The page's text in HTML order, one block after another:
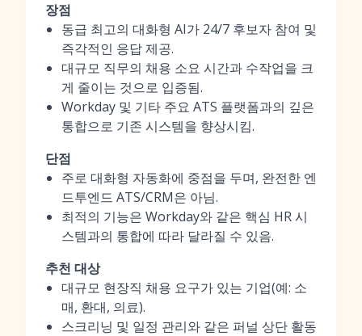
장점
동급 최고의 대화형 AI가 24/7 후보자 참여 및
즉각적인 응답 제공.
대규모 직무의 채용 소요 시간과 수작업을 크
게 줄이는 것으로 입증됨.
Workday 및 기타 주요 ATS 플랫폼과의 깊은
통합으로 기존 시스템을 향상시킴.
단점
주로 대화형 자동화에 중점을 두며, 완전한 엔
드투엔드 ATS/CRM은 아님.
최적의 기능은 Workday와 같은 핵심 HR 시
스템과의 통합에 따라 달라질 수 있음.
추천 대상
대규모 현장직 채용 요구가 있는 기업(예: 소
매, 환대, 의료).
스크리닝 및 일정 관리와 같은 퍼널 상단 활동